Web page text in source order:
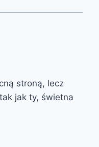
stroną, lecz
jak ty, świetna